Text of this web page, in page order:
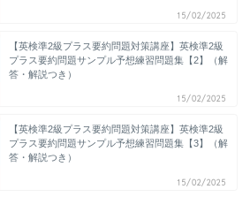
15/02/2025
【英検準2級プラス要約問題対策講座】英検準2級
プラス要約問題サンプル予想練習問題集【2】（解
答・解説つき）
15/02/2025
【英検準2級プラス要約問題対策講座】英検準2級
プラス要約問題サンプル予想練習問題集【3】（解
答・解説つき）
15/02/2025